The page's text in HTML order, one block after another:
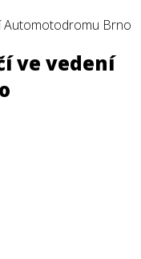
Automotodromu Brno
ve vedení